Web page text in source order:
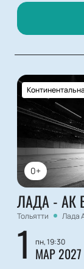
0+
ЛАДА - АК
Тольятти Лада
1 пн, 19:30
МАР 2027